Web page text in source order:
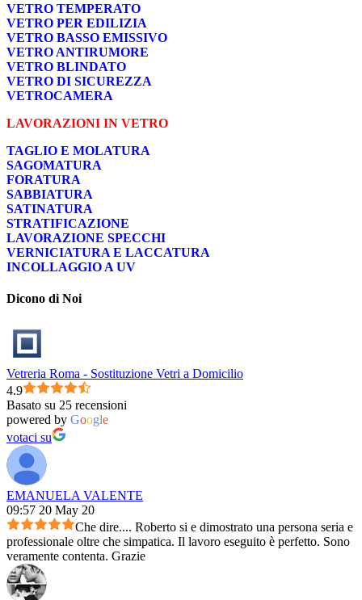
VETRO TEMPERATO
VETRO PER EDILIZIA
VETRO BASSO EMISSIVO
VETRO ANTIRUMORE
VETRO BLINDATO
VETRO DI SICUREZZA
VETROCAMERA
LAVORAZIONI IN VETRO
TAGLIO E MOLATURA
SAGOMATURA
FORATURA
SABBIATURA
SATINATURA
STRATIFICAZIONE
LAVORAZIONE SPECCHI
VERNICIATURA E LACCATURA
INCOLLAGGIO A UV
Dicono di Noi
Vetreria Roma - Sostituzione Vetri a Domicilio
4.9
Basato su 25 recensioni
powered by Google
votaci su
EMANUELA VALENTE
09:57 20 May 20
Che dire.... Roberto si e dimostrato una persona seria e
professionale oltre che simpatica. Il lavoro eseguito è perfetto. Sono
veramente contenta. Grazie